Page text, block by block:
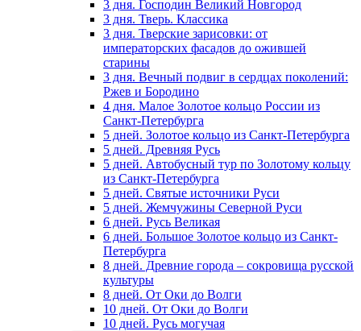
3 дня. Господин Великий Новгород
3 дня. Тверь. Классика
3 дня. Тверские зарисовки: от
императорских фасадов до ожившей
старины
3 дня. Вечный подвиг в сердцах поколений:
Ржев и Бородино
4 дня. Малое Золотое кольцо России из
Санкт-Петербурга
5 дней. Золотое кольцо из Санкт-Петербурга
5 дней. Древняя Русь
5 дней. Автобусный тур по Золотому кольцу
из Санкт-Петербурга
5 дней. Святые источники Руси
5 дней. Жемчужины Северной Руси
6 дней. Русь Великая
6 дней. Большое Золотое кольцо из Санкт-
Петербурга
8 дней. Древние города – сокровища русской
культуры
8 дней. От Оки до Волги
10 дней. От Оки до Волги
10 дней. Русь могучая